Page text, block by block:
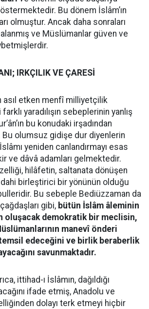
Bu dönem İslâm’ın
olmuştur. Ancak daha sonraları
ve Müslümanlar güven ve
IRKÇILIK VE ÇARESİ
asıl etken menfî milliyetçilik
farklı yaradılışın sebeplerinin yanlış
bu konudaki irşadından
Bu olumsuz gidişe dur diyenlerin
yeniden canlandırmayı esas
ve dâvâ adamları gelmektedir.
hilâfetin, saltanata dönüşen
birleştirici bir yönünün olduğu
Bu sebeple Bediüzzaman da
gibi, bütün İslâm âleminin
oluşacak demokratik bir meclisin,
manevî önderi
edeceğini ve birlik beraberlik
savunmaktadır.
ittihad-ı İslâmın, dağıldığı
ifade etmiş, Anadolu ve
dolayı terk etmeyi hiçbir